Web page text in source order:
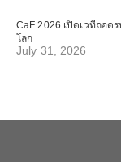
CaF 2026 เปิดเวทีถอด
โลก
July 31, 2026